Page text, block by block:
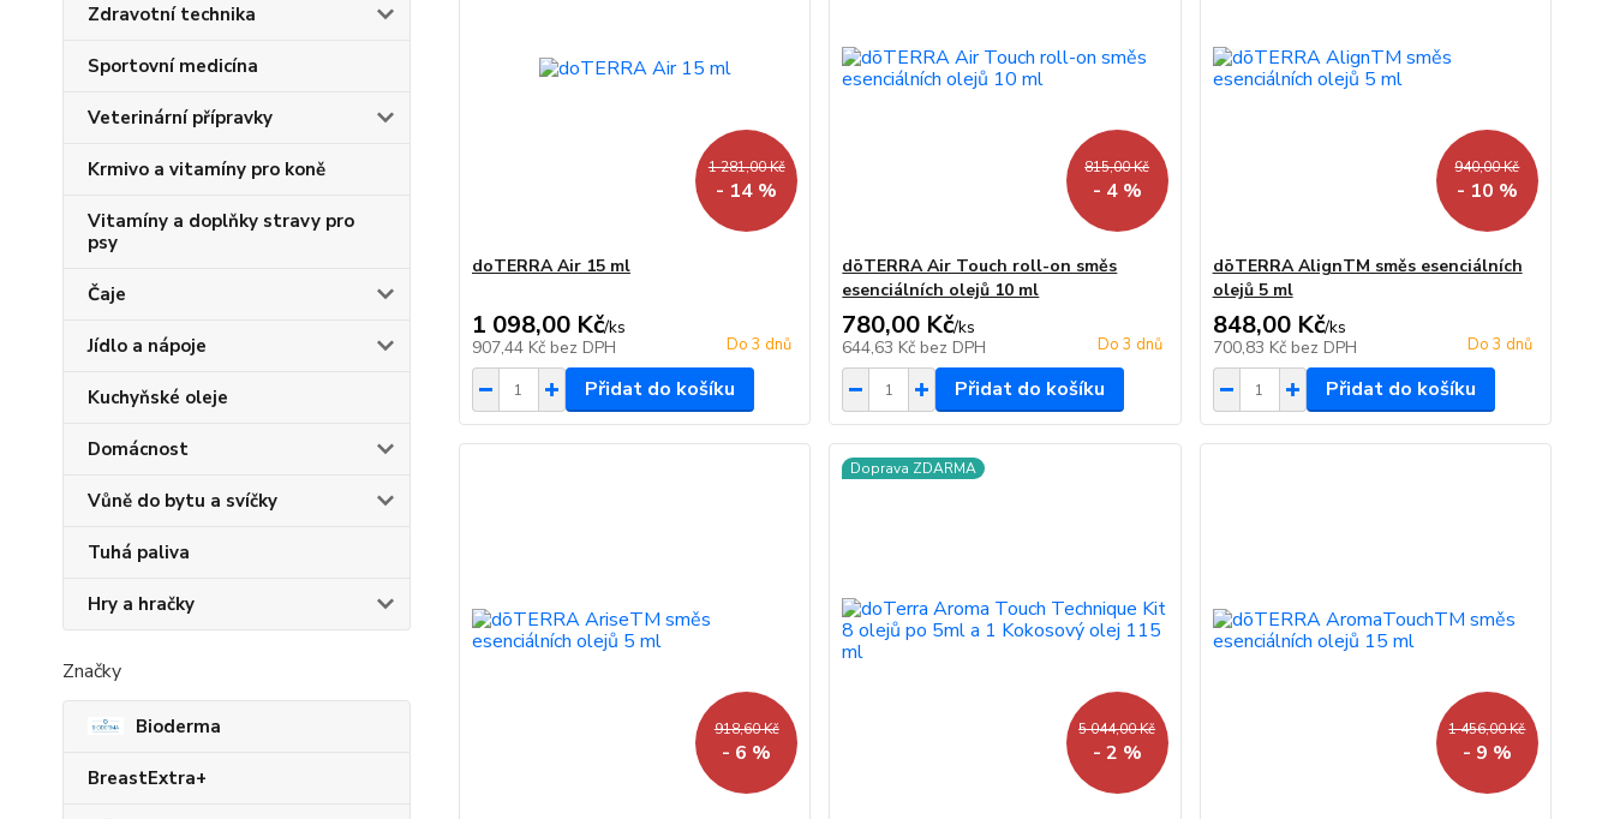
Zdravotní technika
Sportovní medicína
Veterinární přípravky
Krmivo a vitamíny pro koně
Vitamíny a doplňky stravy pro
psy
Čaje
Jídlo a nápoje
Kuchyňské oleje
Domácnost
Vůně do bytu a svíčky
Tuhá paliva
Hry a hračky
Značky
Bioderma
BreastExtra+
1 281,00 Kč
- 14 %
doTERRA Air 15 ml
1 098,00 Kč/ks
907,44 Kč bez DPH Do 3 dnů
Přidat do košíku
815,00 Kč
- 4 %
dōTERRA Air Touch roll-on směs
esenciálních olejů 10 ml
780,00 Kč/ks
644,63 Kč bez DPH Do 3 dnů
Přidat do košíku
940,00 Kč
- 10 %
dōTERRA AlignTM směs esenciálních
olejů 5 ml
848,00 Kč/ks
700,83 Kč bez DPH Do 3 dnů
Přidat do košíku
918,60 Kč
- 6 %
Doprava ZDARMA
5 044,00 Kč
- 2 %
1 456,00 Kč
- 9 %